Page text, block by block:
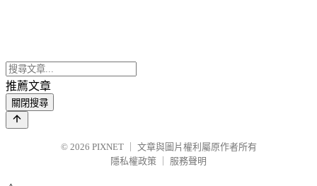
推薦文章
關閉搜尋
© 2026 PIXNET
文章與圖片權利屬原作者所有
隱私權政策
服務聲明